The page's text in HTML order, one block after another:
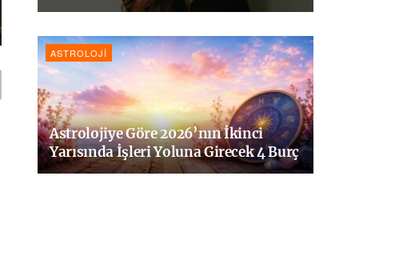
ASTROLOJI
Astrolojiye Göre 2026’nın İkinci
Yarısında İşleri Yoluna Girecek 4 Burç